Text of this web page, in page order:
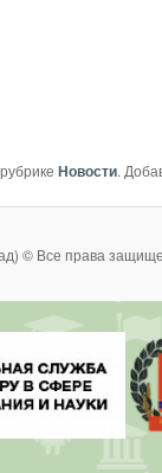
Новости.
© Все права